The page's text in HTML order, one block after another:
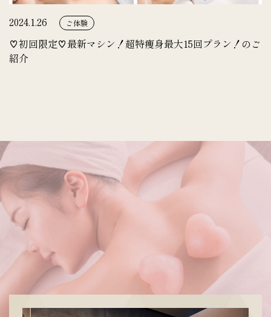
2024.1.26 ご体験
♡初回限定♡最新マシン！超特痩身最大15回プラン！のご
紹介